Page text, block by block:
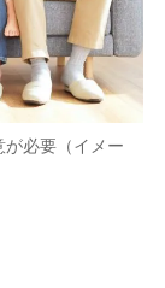
必要（イメー